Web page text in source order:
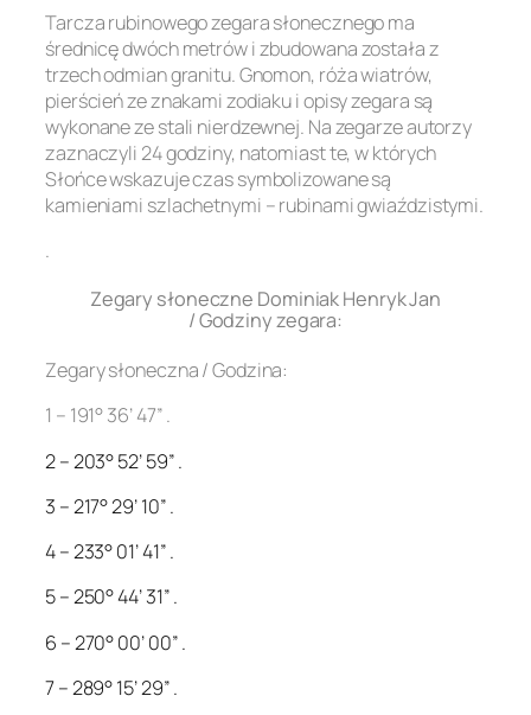
Tarcza rubinowego zegara słonecznego ma
średnicę dwóch metrów i zbudowana została z
trzech odmian granitu. Gnomon, róża wiatrów,
pierścień ze znakami zodiaku i opisy zegara są
wykonane ze stali nierdzewnej. Na zegarze autorzy
zaznaczyli 24 godziny, natomiast te, w których
Słońce wskazuje czas symbolizowane są
kamieniami szlachetnymi – rubinami gwiaździstymi.
.
Zegary słoneczne Dominiak Henryk Jan
/ Godziny zegara:
Zegary słoneczna / Godzina:
1 – 191° 36’ 47” .
2 – 203° 52’ 59” .
3 – 217° 29’ 10” .
4 – 233° 01’ 41” .
5 – 250° 44’ 31” .
6 – 270° 00’ 00” .
7 – 289° 15’ 29” .